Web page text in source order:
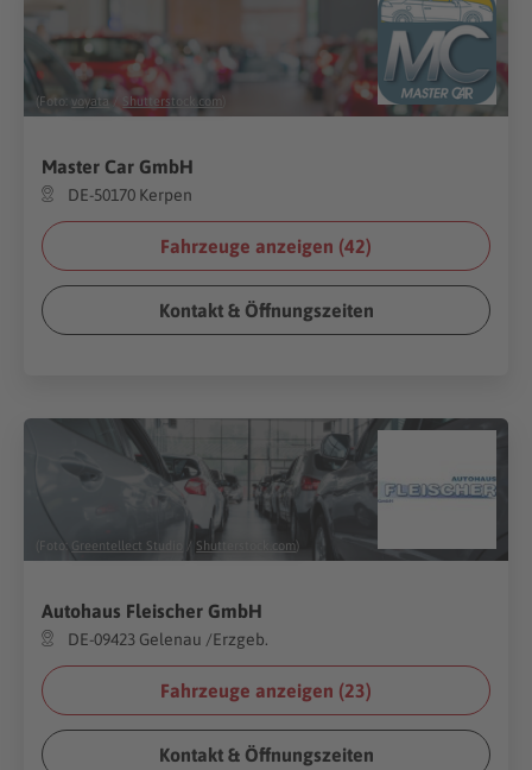
(Foto: voyata Shutterstock.com
Master Car GmbH
DE-50170 Kerpen
Fahrzeuge anzeigen (42)
Kontakt & Öffnungszeiten
(Foto: Greentellect Studio / Shutterstock.com)
Autohaus Fleischer GmbH
DE-09423 Gelenau /Erzgeb.
Fahrzeuge anzeigen (23)
Kontakt & Öffnungszeiten